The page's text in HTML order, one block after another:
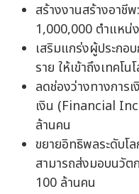
สร้างงานสร้างอาชี
1,000,000 ตำแหน่ง
เสริมแกร่งผู้ประกอ
ราย ให้เข้าถึงเทคโ
ลดช่องว่างทางการ
เงิน (Financial
ล้านคน
ขยายอิทธิพลระดับโ
สามารถส่งมอบนวัต
100 ล้านคน